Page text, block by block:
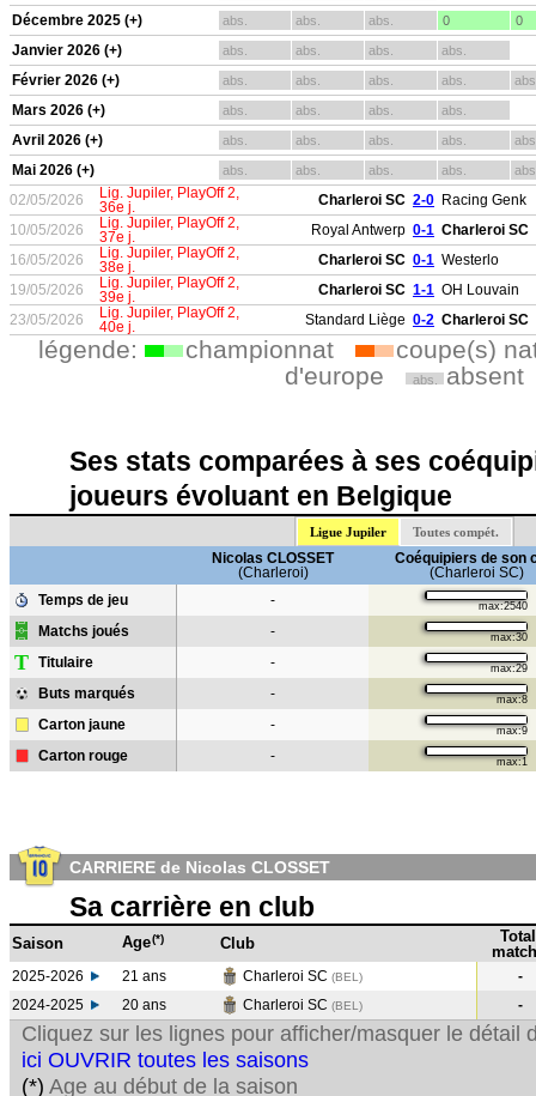
Décembre 2025 (+) abs. abs. abs. 0 0
Janvier 2026 (+) abs. abs. abs. abs.
Février 2026 (+) abs. abs. abs. abs.
Mars 2026 (+) abs. abs. abs. abs.
Avril 2026 (+) abs. abs. abs. abs.
Mai 2026 (+) abs. abs. abs. abs.
02/05/2026
Lig. Jupiler, PlayOff 2,
36e j.
Charleroi SC 2-0 Racing Genk
10/05/2026
Lig. Jupiler, PlayOff 2,
37e j.
Royal Antwerp 0-1 Charleroi SC
16/05/2026
Lig. Jupiler, PlayOff 2,
38e j.
Charleroi SC 0-1 Westerlo
19/05/2026
Lig. Jupiler, PlayOff 2,
39e j.
Charleroi SC 1-1 OH Louvain
23/05/2026
Lig. Jupiler, PlayOff 2,
40e j.
Standard Liège 0-2 Charleroi SC
légende: championnat
coupe(s)
d'europe
abs. absent
Ses stats comparées à ses
joueurs évoluant en Belgique
Ligue Jupiler Toutes compét.
Nicolas CLOSSET
(Charleroi)
Coéquipiers de son
(Charleroi SC)
Temps de jeu
- max:2540
Matchs joués - max:30
T Titulaire - max:29
Buts marqués - max:8
Carton jaune - max:9
Carton rouge - max:1
CARRIERE de Nicolas CLOSSET
Sa carrière en club
Saison Age(*) Club
Total
2025-2026 21 ans Charleroi SC (BEL)
-
2024-2025
20 ans Charleroi SC (BEL ) -
Cliquez sur les lignes pour afficher/masquer le détail
ici OUVRIR toutes les saisons
(*) Age au début de la saison